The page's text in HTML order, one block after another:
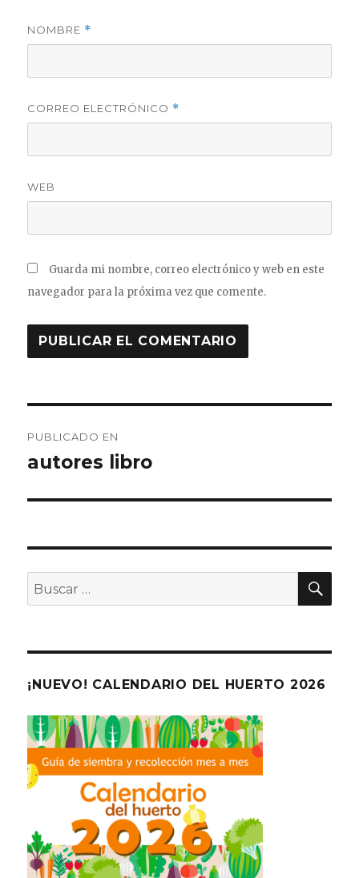
NOMBRE *
CORREO ELECTRÓNICO *
WEB
Guarda mi nombre, correo electrónico y web en este
navegador para la próxima vez que comente.
de
PUBLICADO EN
autores libro
Buscar
por:
¡NUEVO! CALENDARIO DEL HUERTO 2026